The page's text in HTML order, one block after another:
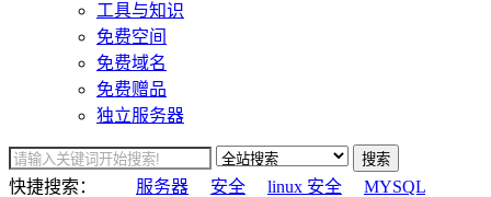
工具与知识
免费空间
免费域名
免费赠品
独立服务器
搜索
快捷搜索： 服务器 安全 linux 安全
MYSQL